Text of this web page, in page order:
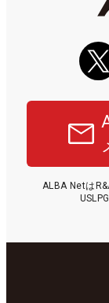
ALBA Netは